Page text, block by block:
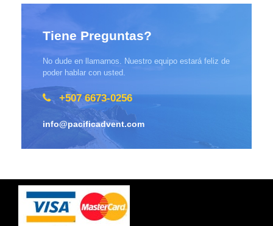
Tiene Preguntas?
No dude en llamarnos. Nuestro equipo estará feliz de
poder hablar con usted.
+507 6673-0256
info@pacificadvent.com